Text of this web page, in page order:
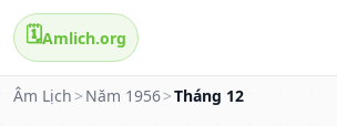
🗓️Amlich.org
Âm Lịch > Năm 1956>Tháng 12